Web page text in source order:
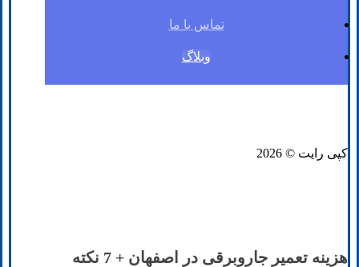
تماس با ما
وبلاگ
کپی رایت © 2026
هزینه تعمیر جاروبرقی در اصفهان + 7 نکته